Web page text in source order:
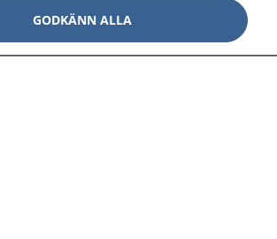
dygnet runt.
när du vill må bättre.
GODKÄNN ALLA